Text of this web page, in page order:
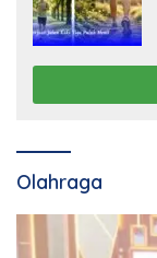
Olahraga